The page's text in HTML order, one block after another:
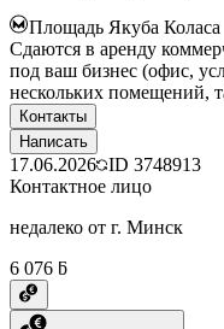
Площадь Якуба Коласа
Сдаются в аренду
под ваш бизнес (офис,
нескольких помещений,
Контакты
Написать
17.06.2026 ID 3748913
Контактное лицо
недалеко от г. Минск
6 076 ƃ